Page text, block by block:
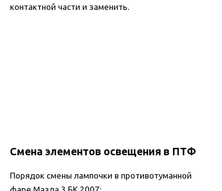
контактной части и заменить.
Смена элементов освещения в ПТФ
Порядок смены лампочки в противотуманной